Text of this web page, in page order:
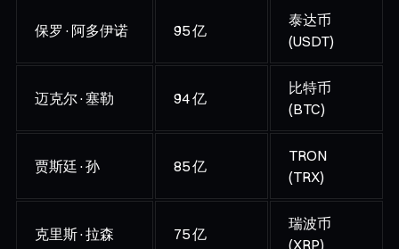
保罗·阿多伊诺 95 亿
泰达币
(USDT)
迈克尔·塞勒 94 亿
比特币
(BTC)
贾斯廷·孙 85 亿
TRON
(TRX)
克里斯·拉森 75 亿
瑞波币
(XRP)